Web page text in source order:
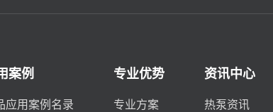
案例
应用案例名录
专业优势
专业方案
资讯中心
热泵资讯